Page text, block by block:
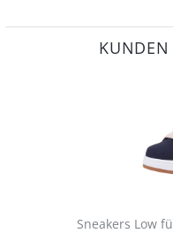
KUNDEN
Sneakers Low